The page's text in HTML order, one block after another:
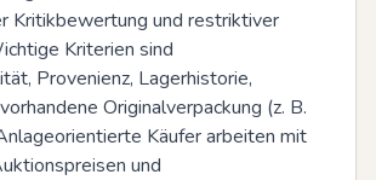
Kritikbewertung und restriktiver
Kriterien sind
Provenienz, Lagerhistorie,
Originalverpackung (z. B.
Käufer arbeiten mit
und